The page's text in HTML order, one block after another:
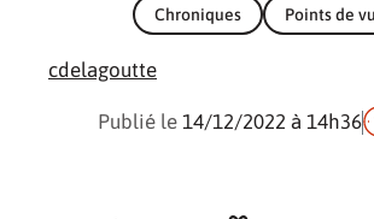
Chroniques Points de
cdelagoutte
Publié le 14/12/2022 à 14h36